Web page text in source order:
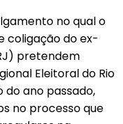
no qual o
coligação do ex-
pretendem
Eleitoral do Rio
do ano passado,
no processo que